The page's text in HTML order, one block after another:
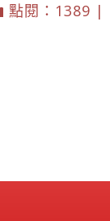
點閱：1389 |